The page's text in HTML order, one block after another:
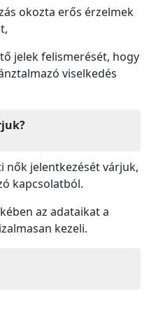
okozta erős érzelmek
jelek felismerését, hogy
viselkedés
nők jelentkezését várjuk,
kapcsolatból.
az adataikat a
kezeli.